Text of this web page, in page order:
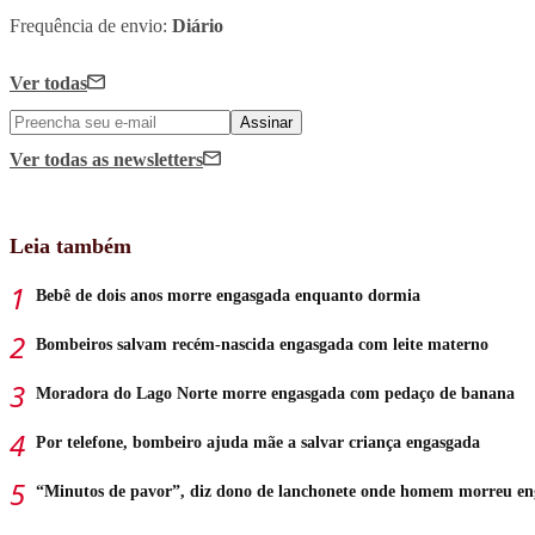
Frequência de envio: Diário
Ver todas
Assinar
Ver todas as newsletters
Leia também
Bebê de dois anos morre engasgada enquanto dormia
Bombeiros salvam recém-nascida engasgada com leite materno
Moradora do Lago Norte morre engasgada com pedaço de banana
Por telefone, bombeiro ajuda mãe a salvar criança engasgada
“Minutos de pavor”, diz dono de lanchonete onde homem morreu